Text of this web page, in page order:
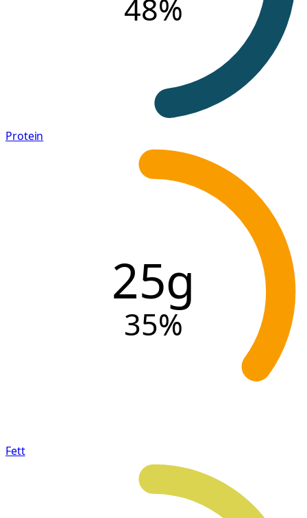
48%
Protein
25g
35%
Fett